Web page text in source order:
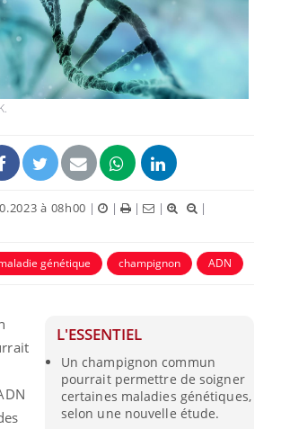
à 08h00 | | | |
|
génétique champignon ADN
L'ESSENTIEL
Un champignon commun
pourrait permettre de soigner
certaines maladies génétiques,
selon une nouvelle étude.